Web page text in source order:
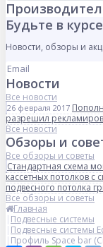
Будьте в
Новости, обзоры и
Новости
Все новости
26 февраля 2017
разрешил
Все новости
Обзоры и
Все обзоры и советы
Стандартная схема
кассетных потолков с
подвесного потолка
Все обзоры и советы
Главная
Подвесные системы
Подвесные системы
Профиль Space bar